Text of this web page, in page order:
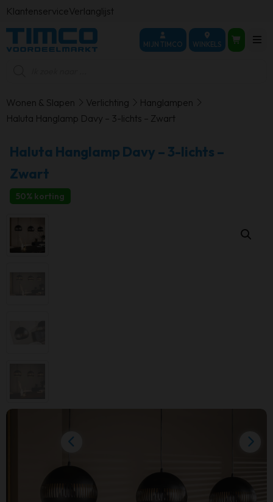
KlantenserviceVerlanglijst
MIJN TIMCO WINKELS
Wonen & Slapen Verlichting
Hanglampen
Haluta Hanglamp Davy – 3-lichts – Zwart
Haluta Hanglamp Davy – 3-lichts –
Zwart
50% korting